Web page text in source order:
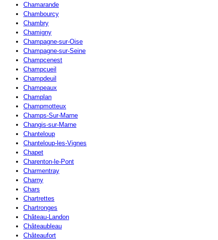
Chamarande
Chambourcy
Chambry
Chamigny
Champagne-sur-Oise
Champagne-sur-Seine
Champcenest
Champcueil
Champdeuil
Champeaux
Champlan
Champmotteux
Champs-Sur-Marne
Changis-sur-Marne
Chanteloup
Chanteloup-les-Vignes
Chapet
Charenton-le-Pont
Charmentray
Charny
Chars
Chartrettes
Chartronges
Château-Landon
Châteaubleau
Châteaufort